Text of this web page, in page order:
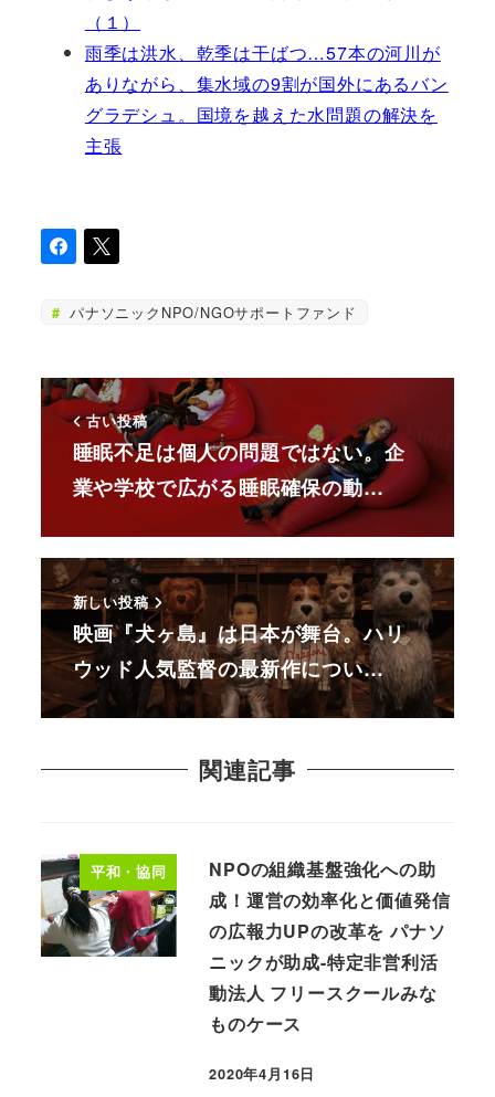
（１）
雨季は洪水、乾季は干ばつ…57本の河川が
ありながら、集水域の9割が国外にあるバン
グラデシュ。国境を越えた水問題の解決を
主張
パナソニックNPO/NGOサポートファンド
古い投稿
睡眠不足は個人の問題ではない。企
業や学校で広がる睡眠確保の動…
新しい投稿
映画『犬ヶ島』は日本が舞台。ハリ
ウッド人気監督の最新作につい…
関連記事
平和・協同
NPOの組織基盤強化への助
成！運営の効率化と価値発信
の広報力UPの改革を パナソ
ニックが助成-特定非営利活
動法人 フリースクールみな
ものケース
2020年4月16日